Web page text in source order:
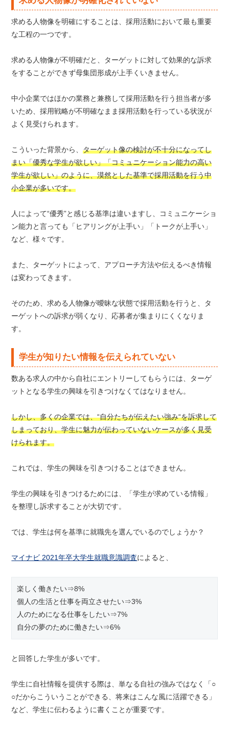
求める人物像を明確にすることは、採用活動において最も重要
な工程の一つです。
求める人物像が不明確だと、ターゲットに対して効果的な訴求
をすることができず母集団形成が上手くいきません。
中小企業ではほかの業務と兼務して採用活動を行う担当者が多
いため、採用戦略が不明確なまま採用活動を行っている状況が
よく見受けられます。
こういった背景から、ターゲット像の検討が不十分になってし
まい「優秀な学生が欲しい」「コミュニケーション能力の高い
学生が欲しい」のように、漠然とした基準で採用活動を行う中
小企業が多いです。
人によって“優秀”と感じる基準は違いますし、コミュニケーショ
ン能力と言っても「ヒアリングが上手い」「トークが上手い」
など、様々です。
また、ターゲットによって、アプローチ方法や伝えるべき情報
は変わってきます。
そのため、求める人物像が曖昧な状態で採用活動を行うと、タ
ーゲットへの訴求が弱くなり、応募者が集まりにくくなりま
す。
学生が知りたい情報を伝えられていない
数ある求人の中から自社にエントリーしてもらうには、ターゲ
ットとなる学生の興味を引きつけなくてはなりません。
しかし、多くの企業では、“自分たちが伝えたい強み“を訴求して
しまっており、学生に魅力が伝わっていないケースが多く見受
けられます。
これでは、学生の興味を引きつけることはできません。
学生の興味を引きつけるためには、「学生が求めている情報」
を整理し訴求することが大切です。
では、学生は何を基準に就職先を選んでいるのでしょうか？
マイナビ 2021年卒大学生就職意識調査によると、
楽しく働きたい⇒8%
個人の生活と仕事を両立させたい⇒3%
人のためになる仕事をしたい⇒7%
自分の夢のために働きたい⇒6%
と回答した学生が多いです。
学生に自社情報を提供する際は、単なる自社の強みではなく「○
○だからこういうことができる、将来はこんな風に活躍できる」
など、学生に伝わるように書くことが重要です。